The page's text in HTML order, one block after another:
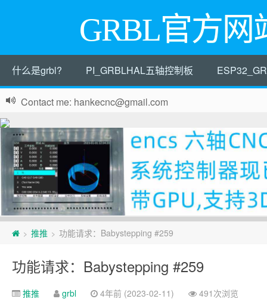
GRBL官方网
什么是grbl? PI_GRBLHAL五轴控制板
Contact me: hankecnc@gmail.com
> 推推 > 功能请求：Babystepping #259
功能请求：Babystepping #259
推推 grbl 4年前 (2023-02-11) 491次浏览